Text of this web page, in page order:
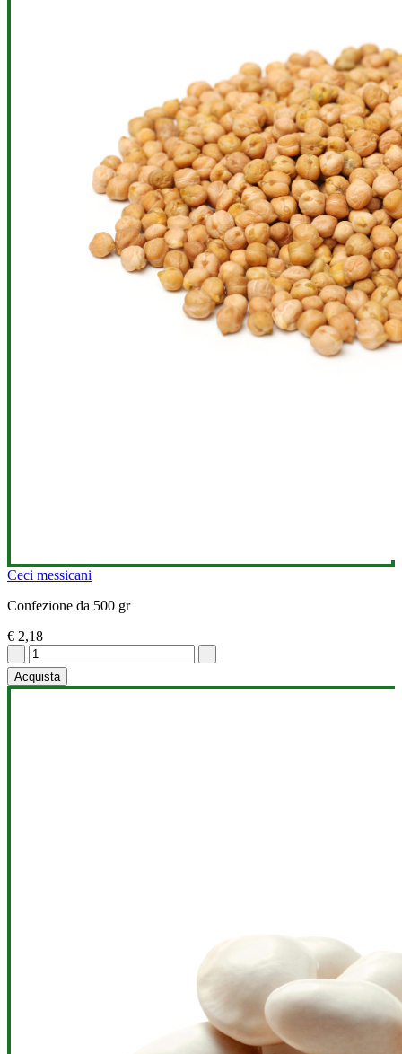
Ceci messicani
Confezione da 500 gr
€ 2,18
Acquista